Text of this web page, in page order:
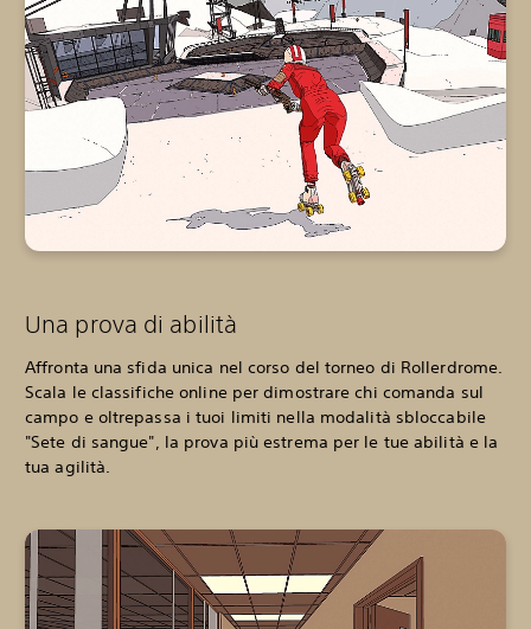
Una prova di abilità
Affronta una sfida unica nel corso del torneo di Rollerdrome.
Scala le classifiche online per dimostrare chi comanda sul
campo e oltrepassa i tuoi limiti nella modalità sbloccabile
"Sete di sangue", la prova più estrema per le tue abilità e la
tua agilità.